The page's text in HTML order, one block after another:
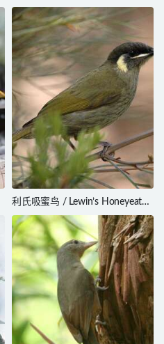
/ Yuhina occipitalis
利氏吸蜜鸟 / Lewin’s Honeyeater
/ Meliphaga lewinii